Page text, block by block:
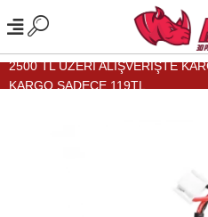
2500 TL ÜZERİ ALIŞVERİŞTE
KARGO SADECE 119TL...